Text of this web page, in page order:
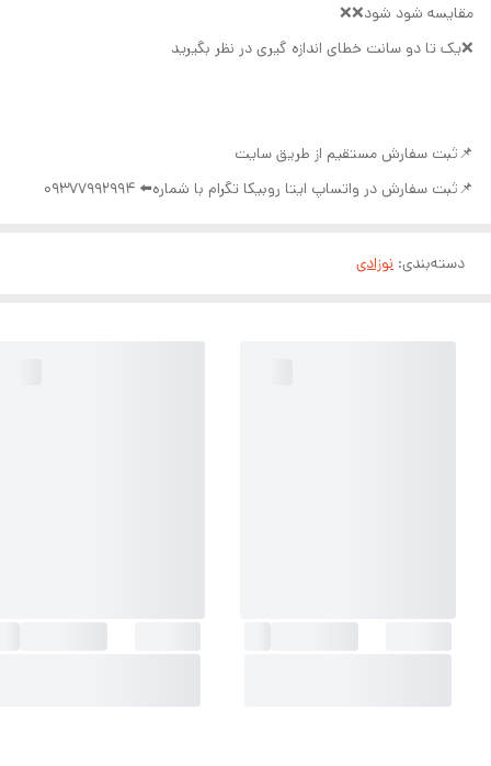
مقایسه شود شود❌❌
❌️یک تا دو سانت خطای اندازه گیری در نظر بگیرید
📌ثبت سفارش مستقیم از طریق سایت
📌ثبت سفارش در واتساپ ایتا روبیکا تگرام با شماره⬅️ 09377992994
دسته‌بندی: نوزادی